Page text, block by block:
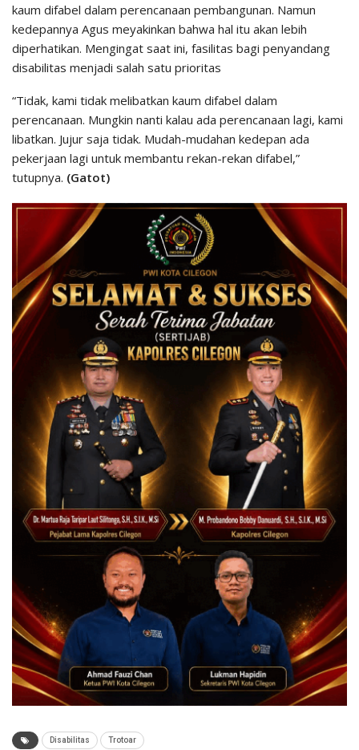
kaum difabel dalam perencanaan pembangunan. Namun
kedepannya Agus meyakinkan bahwa hal itu akan lebih
diperhatikan. Mengingat saat ini, fasilitas bagi penyandang
disabilitas menjadi salah satu prioritas
“Tidak, kami tidak melibatkan kaum difabel dalam
perencanaan. Mungkin nanti kalau ada perencanaan lagi, kami
libatkan. Jujur saja tidak. Mudah-mudahan kedepan ada
pekerjaan lagi untuk membantu rekan-rekan difabel,”
tutupnya. (Gatot)
Disabilitas Trotoar